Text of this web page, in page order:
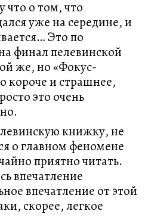
что о том, что
уже на середине, и
Это по
финал пелевинской
же, но «Фокус-
короче и страшнее,
это очень
книжку, не
о главном феномене
приятно читать.
впечатление
впечатление от этой
скорее, легкое